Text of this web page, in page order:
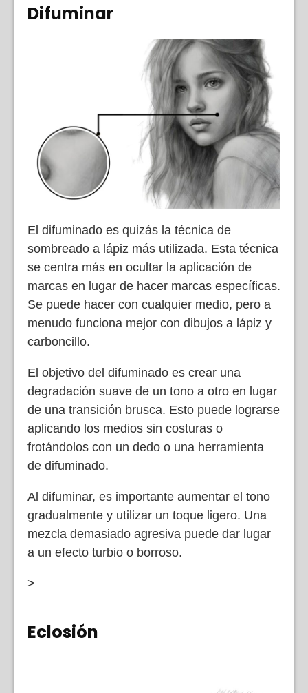
Difuminar
El difuminado es quizás la técnica de
sombreado a lápiz más utilizada. Esta técnica
se centra más en ocultar la aplicación de
marcas en lugar de hacer marcas específicas.
Se puede hacer con cualquier medio, pero a
menudo funciona mejor con dibujos a lápiz y
carboncillo.
El objetivo del difuminado es crear una
degradación suave de un tono a otro en lugar
de una transición brusca. Esto puede lograrse
aplicando los medios sin costuras o
frotándolos con un dedo o una herramienta
de difuminado.
Al difuminar, es importante aumentar el tono
gradualmente y utilizar un toque ligero. Una
mezcla demasiado agresiva puede dar lugar
a un efecto turbio o borroso.
>
Eclosión